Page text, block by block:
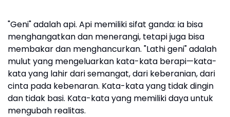
"Geni" adalah api. Api memiliki sifat ganda: ia bisa
menghangatkan dan menerangi, tetapi juga bisa
membakar dan menghancurkan. "Lathi geni" adalah
mulut yang mengeluarkan kata-kata berapi—kata-
kata yang lahir dari semangat, dari keberanian, dari
cinta pada kebenaran. Kata-kata yang tidak dingin
dan tidak basi. Kata-kata yang memiliki daya untuk
mengubah realitas.